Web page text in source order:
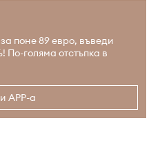
поне 89 евро, въведи
По-голяма отстъпка в
APP-а